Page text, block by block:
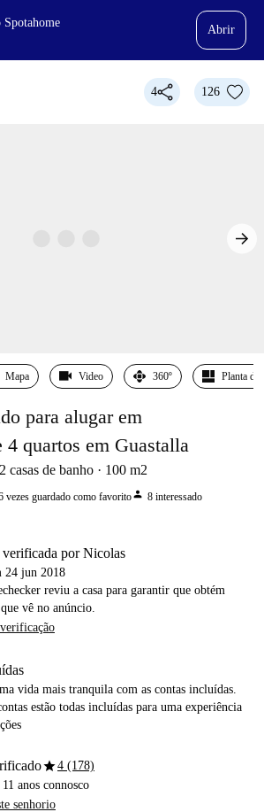
Abrir
4 126
Mapa Video 360º Planta
para alugar em
4 quartos em Guastalla
2 casas de banho 100 m2
vezes guardado como favoritoperson 8 interessado
verificada por Nicolas
24 jun 2018
reviu a casa para garantir que obtém
vê no anúncio.
vida mais tranquila com as contas incluídas.
estão todas incluídas para uma experiência
star4 (178)
11 anos connosco
senhorio